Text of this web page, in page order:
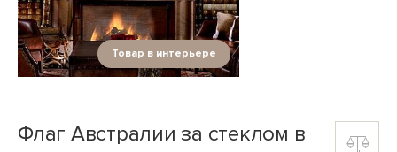
Товар в интерьере
Флаг Австралии за стеклом в